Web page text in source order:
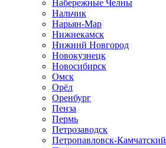
Набережные Челны
Нальчик
Нарьян-Мар
Нижнекамск
Нижний Новгород
Новокузнецк
Новосибирск
Омск
Орёл
Оренбург
Пенза
Пермь
Петрозаводск
Петропавловск-Камчатский